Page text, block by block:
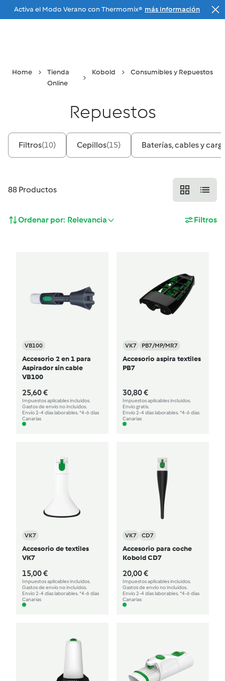
Ir a la navegación principal
Activa el Modo Verano con Thermomix® más información
Home
Tienda
Online
Kobold Consumibles y Repuestos
Repuestos
Filtros(10) Cepillos(15) Baterías, cables y
88 Productos
Ordenar por: Relevancia Filtros
VB100
Accesorio 2 en 1 para
Aspirador sin cable
VB100
25,60 €
Impuestos aplicables incluidos.
Gastos de envío no incluidos.
Envío 2-4 días laborables. *4-6 días
Canarias
VK7 PB7/MP/MR7
Accesorio aspira textiles
PB7
30,80 €
Impuestos aplicables incluidos.
Envío gratis.
Envío 2-4 días laborables. *4-6 días
Canarias
VK7
Accesorio de textiles
VK7
15,00 €
Impuestos aplicables incluidos.
Gastos de envío no incluidos.
Envío 2-4 días laborables. *4-6 días
Canarias
VK7 CD7
Accesorio para coche
Kobold CD7
20,00 €
Impuestos aplicables incluidos.
Gastos de envío no incluidos.
Envío 2-4 días laborables. *4-6 días
Canarias